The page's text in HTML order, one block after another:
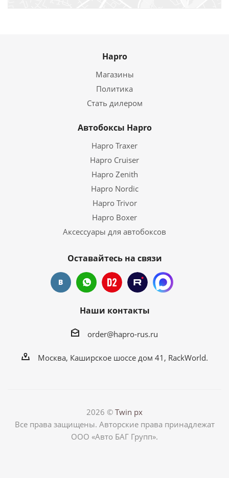
Hapro
Магазины
Политика
Стать дилером
Автобоксы Hapro
Hapro Traxer
Hapro Cruiser
Hapro Zenith
Hapro Nordic
Hapro Trivor
Hapro Boxer
Аксессуары для автобоксов
Оставайтесь на связи
Наши контакты
order@hapro-rus.ru
Москва, Каширское шоссе дом 41, RackWorld.
2026 © Twin px
Все права защищены. Авторские права принадлежат
ООО «Авто БАГ Групп».